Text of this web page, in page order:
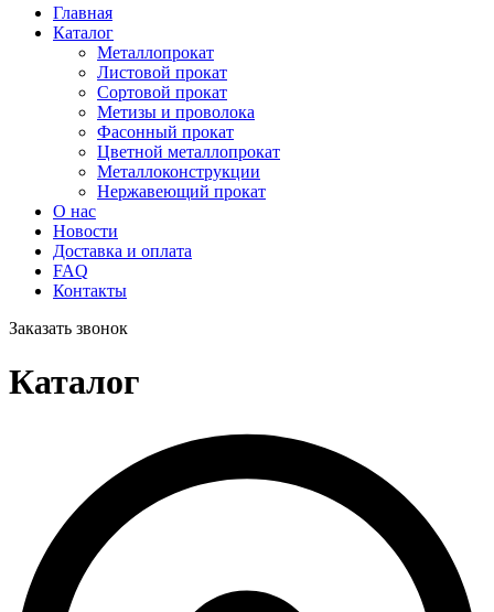
Главная
Каталог
Металлопрокат
Листовой прокат
Сортовой прокат
Метизы и проволока
Фасонный прокат
Цветной металлопрокат
Металлоконструкции
Нержавеющий прокат
О нас
Новости
Доставка и оплата
FAQ
Контакты
Заказать звонок
Каталог